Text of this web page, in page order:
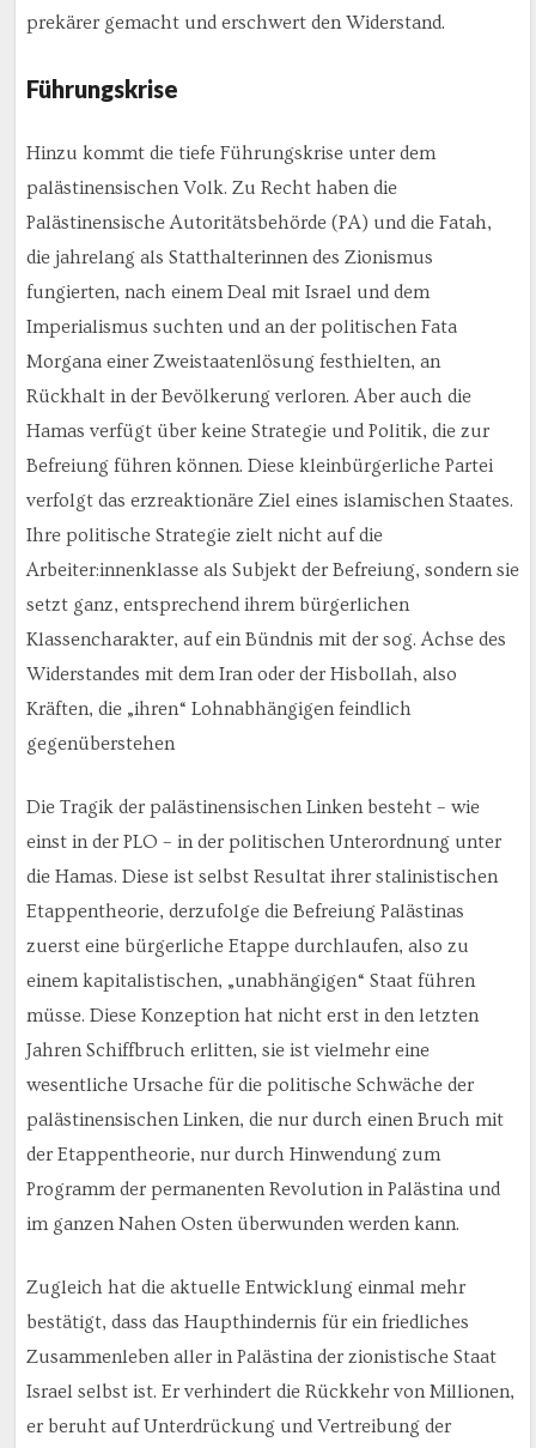
prekärer gemacht und erschwert den Widerstand.
Führungskrise
Hinzu kommt die tiefe Führungskrise unter dem
palästinensischen Volk. Zu Recht haben die
Palästinensische Autoritätsbehörde (PA) und die Fatah,
die jahrelang als Statthalterinnen des Zionismus
fungierten, nach einem Deal mit Israel und dem
Imperialismus suchten und an der politischen Fata
Morgana einer Zweistaatenlösung festhielten, an
Rückhalt in der Bevölkerung verloren. Aber auch die
Hamas verfügt über keine Strategie und Politik, die zur
Befreiung führen können. Diese kleinbürgerliche Partei
verfolgt das erzreaktionäre Ziel eines islamischen Staates.
Ihre politische Strategie zielt nicht auf die
Arbeiter:innenklasse als Subjekt der Befreiung, sondern sie
setzt ganz, entsprechend ihrem bürgerlichen
Klassencharakter, auf ein Bündnis mit der sog. Achse des
Widerstandes mit dem Iran oder der Hisbollah, also
Kräften, die „ihren“ Lohnabhängigen feindlich
gegenüberstehen
Die Tragik der palästinensischen Linken besteht – wie
einst in der PLO – in der politischen Unterordnung unter
die Hamas. Diese ist selbst Resultat ihrer stalinistischen
Etappentheorie, derzufolge die Befreiung Palästinas
zuerst eine bürgerliche Etappe durchlaufen, also zu
einem kapitalistischen, „unabhängigen“ Staat führen
müsse. Diese Konzeption hat nicht erst in den letzten
Jahren Schiffbruch erlitten, sie ist vielmehr eine
wesentliche Ursache für die politische Schwäche der
palästinensischen Linken, die nur durch einen Bruch mit
der Etappentheorie, nur durch Hinwendung zum
Programm der permanenten Revolution in Palästina und
im ganzen Nahen Osten überwunden werden kann.
Zugleich hat die aktuelle Entwicklung einmal mehr
bestätigt, dass das Haupthindernis für ein friedliches
Zusammenleben aller in Palästina der zionistische Staat
Israel selbst ist. Er verhindert die Rückkehr von Millionen,
er beruht auf Unterdrückung und Vertreibung der